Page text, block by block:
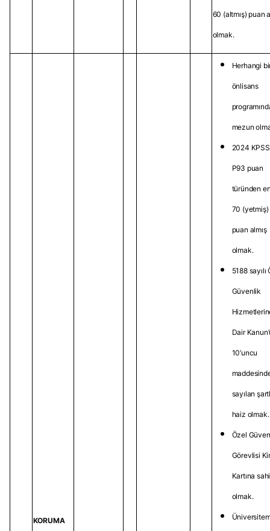
60 (altmış) puan
olmak.
KORUMA
Herhangi
önlisans
mezun
2024 KPSS
P93 puan
türünden
70 (yetmiş)
puan almış
olmak.
5188 sayılı
Güvenlik
Dair
10’uncu
sayılan
haiz olmak.
Özel
Görevlisi
Kartına
olmak.